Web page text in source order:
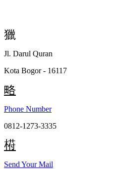
Jl. Darul Quran
Kota Bogor - 16117
Phone Number
0812-1273-3335
Send Your Mail